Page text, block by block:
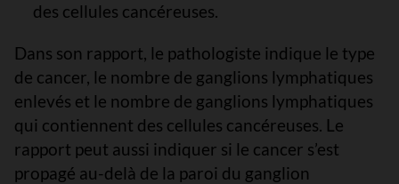
des cellules cancéreuses.
Dans son rapport, le pathologiste indique le type
de cancer, le nombre de ganglions lymphatiques
enlevés et le nombre de ganglions lymphatiques
qui contiennent des cellules cancéreuses. Le
rapport peut aussi indiquer si le cancer s’est
propagé au-delà de la paroi du ganglion